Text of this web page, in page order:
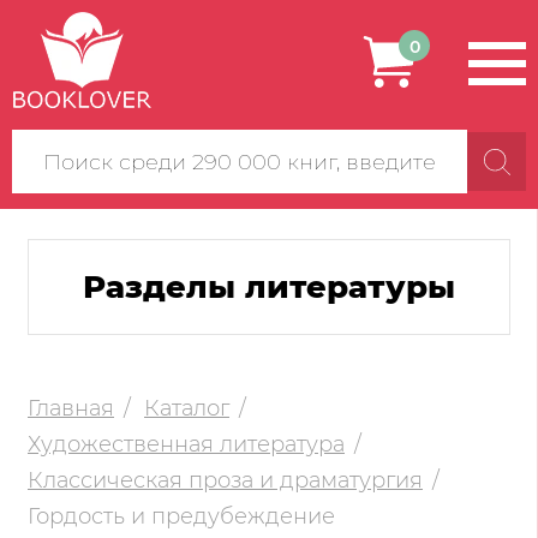
Поиск
по
сайту
0
Разделы литературы
Главная
Каталог
Художественная литература
Классическая проза и драматургия
Гордость и предубеждение